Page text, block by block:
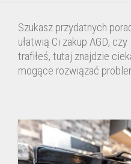
Szukasz przydatnych
ułatwią Ci zakup AGD, czy
trafiłeś, tutaj znajdzie
mogące rozwiązać